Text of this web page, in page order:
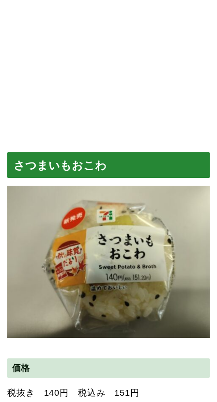
さつまいもおこわ
価格
税抜き 140円 税込み 151円